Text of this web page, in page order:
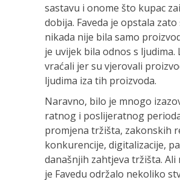
sastavu i onome što kupac
dobija. Faveda je opstala zato
nikada nije bila samo
je uvijek bila odnos s ljudima.
vraćali jer su vjerovali
ljudima iza tih proizvoda.
Naravno, bilo je mnogo
ratnog i poslijeratnog
promjena tržišta, zakonskih
konkurencije, digitalizacije,
današnjih zahtjeva tržišta. Ali
je Favedu održalo nekoliko